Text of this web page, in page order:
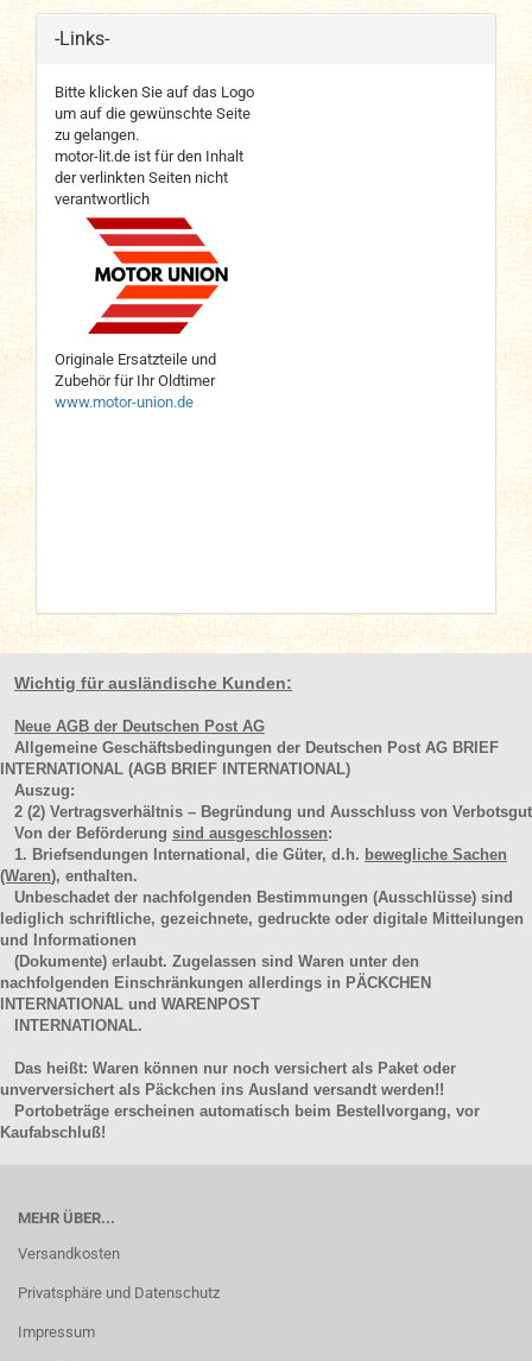
-Links-
Bitte klicken Sie auf das Logo
um auf die gewünschte Seite
zu gelangen.
motor-lit.de ist für den Inhalt
der verlinkten Seiten nicht
verantwortlich
Originale Ersatzteile und
Zubehör für Ihr Oldtimer
www.motor-union.de
Wichtig für ausländische Kunden:
Neue AGB der Deutschen Post AG
Allgemeine Geschäftsbedingungen der Deutschen Post AG BRIEF
INTERNATIONAL (AGB BRIEF INTERNATIONAL)
Auszug:
2 (2) Vertragsverhältnis – Begründung und Ausschluss von Verbotsgut
Von der Beförderung sind ausgeschlossen:
1. Briefsendungen International, die Güter, d.h. bewegliche Sachen
(Waren), enthalten.
Unbeschadet der nachfolgenden Bestimmungen (Ausschlüsse) sind
lediglich schriftliche, gezeichnete, gedruckte oder digitale Mitteilungen
und Informationen
(Dokumente) erlaubt. Zugelassen sind Waren unter den
nachfolgenden Einschränkungen allerdings in PÄCKCHEN
INTERNATIONAL und WARENPOST
INTERNATIONAL.
Das heißt: Waren können nur noch versichert als Paket oder
unverversichert als Päckchen ins Ausland versandt werden!!
Portobeträge erscheinen automatisch beim Bestellvorgang, vor
Kaufabschluß!
MEHR ÜBER...
Versandkosten
Privatsphäre und Datenschutz
Impressum